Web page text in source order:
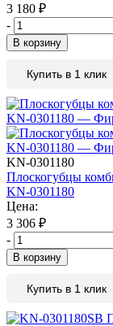
3 180 ₽
-
В корзину
Купить в 1 клик
KN-0301180
Плоскогубцы
KN-0301180
Цена:
3 306 ₽
-
В корзину
Купить в 1 клик